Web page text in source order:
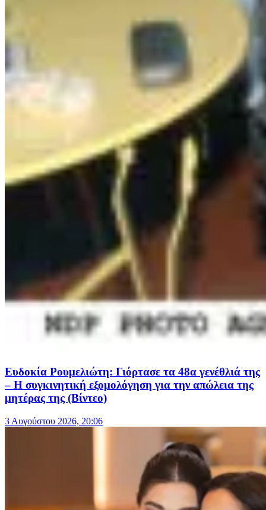
Ευδοκία Ρουμελιώτη: Γιόρτασε τα 48α γενέθλιά της
– Η συγκινητική εξομολόγηση για την απώλεια της
μητέρας της (Βίντεο)
3 Αυγούστου 2026, 20:06